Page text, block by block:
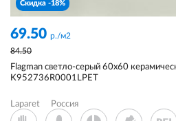
Скидка -18%
69.50 р./м2
84.50
Flagman светло-серый 60x60
K952736R0001LPET
Laparet Россия